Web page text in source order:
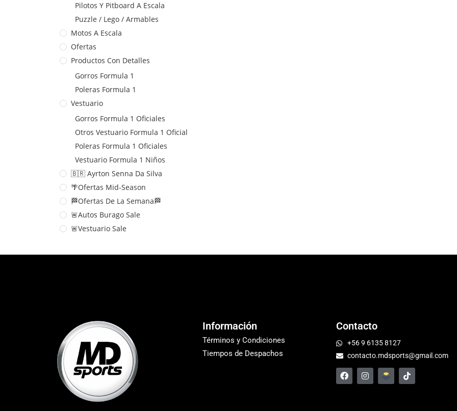
Pilotos Y Pitboard A Escala
Puzzle / Lego / Armables
Motos A Escala
Ofertas
Productos Con Detalles
Gorros Formula 1
Poleras Formula 1
Vestuario
Gorros Formula 1 Oficiales
Otros Vestuario Formula 1 Oficial
Poleras Formula 1 Oficiales
Vestuario Formula 1 Niños
🇧🇷 Ayrton Senna Da Silva
🌴Ofertas Mid-Season
🏁Ofertas De La Semana🏁
🚨Autos Burago Sale
🚨Vestuario Sale
Información
Términos y Condiciones
Tiempos de Despachos
Contacto
+56 9 6135 8127
contacto.mdsports@gmail.com